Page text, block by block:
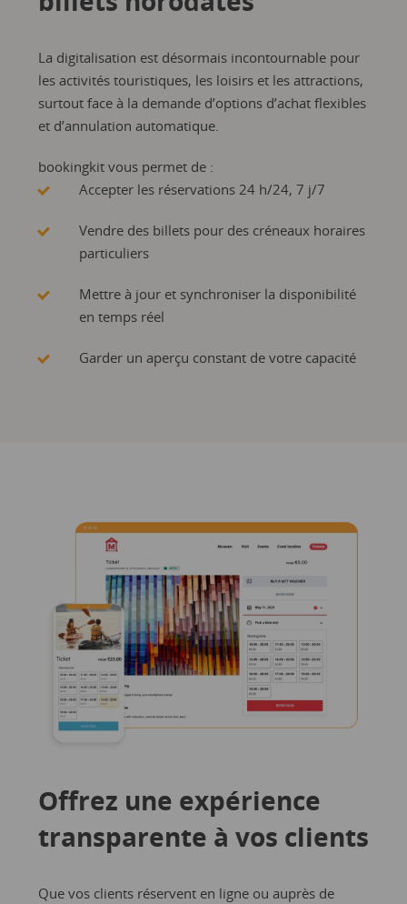
La digitalisation est désormais incontournable pour
les activités touristiques, les loisirs et les attractions,
surtout face à la demande d’options d’achat flexibles
et d’annulation automatique.
bookingkit vous permet de :
Accepter les réservations 24 h/24, 7 j/7
Vendre des billets pour des créneaux horaires
particuliers
Mettre à jour et synchroniser la disponibilité
en temps réel
Garder un aperçu constant de votre capacité
Offrez une expérience
transparente à vos clients
Que vos clients réservent en ligne ou auprès de